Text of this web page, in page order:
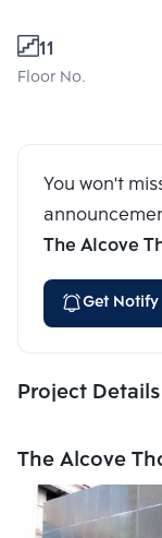
11
Floor No.
You won't
The Alcove
Get Notify
Project Details
The Alcove